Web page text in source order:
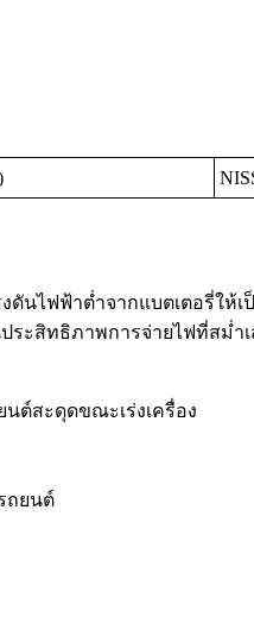
นไฟฟ้าต่ำจากแบตเตอรี่ให้
ระสิทธิภาพการจ่ายไฟที่สม่
นต์สะดุดขณะเร่งเครื่อง
ถยนต์